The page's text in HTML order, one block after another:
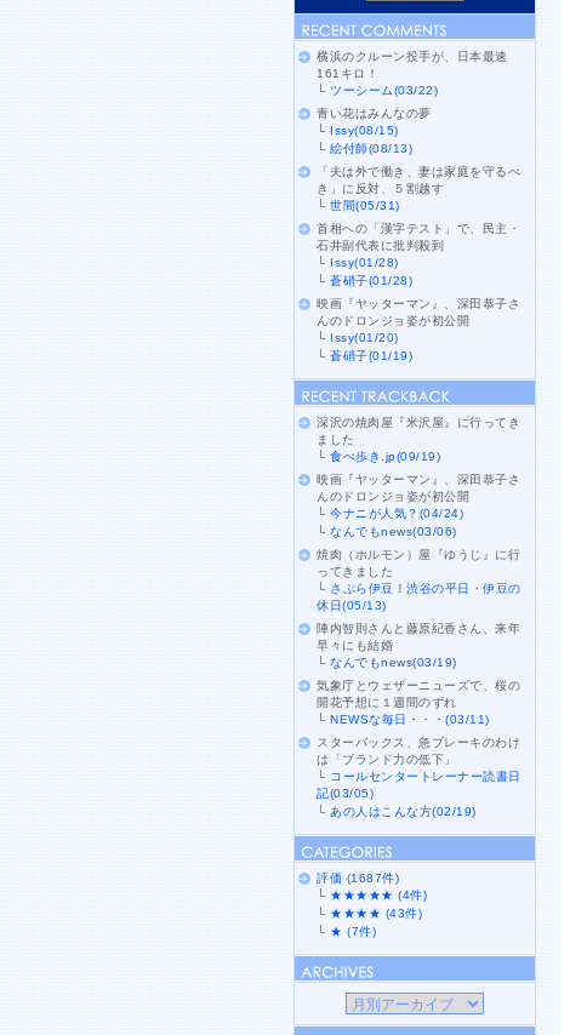
横浜のクルーン投手が、日本最速
161キロ！
└ツーシーム(03/22)
青い花はみんなの夢
└ Issy(08/15)
└絵付師(08/13)
「夫は外で働き、妻は家庭を守るべ
き」に反対、５割越す
└世間(05/31)
首相への「漢字テスト」で、民主・
石井副代表に批判殺到
└ Issy(01/28)
└蒼硝子(01/28)
映画『ヤッターマン』、深田恭子さ
んのドロンジョ姿が初公開
└ Issy(01/20)
└蒼硝子(01/19)
深沢の焼肉屋『米沢屋』に行ってき
ました
└食べ歩き.jp(09/19)
映画『ヤッターマン』、深田恭子さ
んのドロンジョ姿が初公開
└今ナニが人気？(04/24)
└なんでもnews(03/06)
焼肉（ホルモン）屋『ゆうじ』に行
ってきました
└ さぷら伊豆！渋谷の平日・伊豆の
休日(05/13)
陣内智則さんと藤原紀香さん、来年
早々にも結婚
└なんでもnews(03/19)
気象庁とウェザーニューズで、桜の
開花予想に１週間のずれ
└NEWSな毎日・・・(03/11)
スターバックス、急ブレーキのわけ
は「ブランド力の低下」
└ コールセンタートレーナー読書日
記(03/05)
└ あの人はこんな方(02/19)
評価 (1687件)
└ ★★★★★ (4件)
└ ★★★★ (43件)
└ ★ (7件)